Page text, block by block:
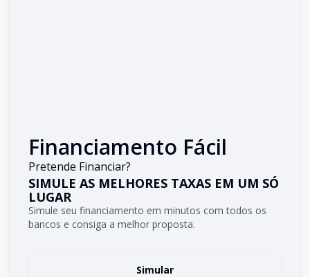
Financiamento Fácil
Pretende Financiar?
SIMULE AS MELHORES TAXAS EM UM SÓ
LUGAR
Simule seu financiamento em minutos com todos os
bancos e consiga a melhor proposta.
Simular